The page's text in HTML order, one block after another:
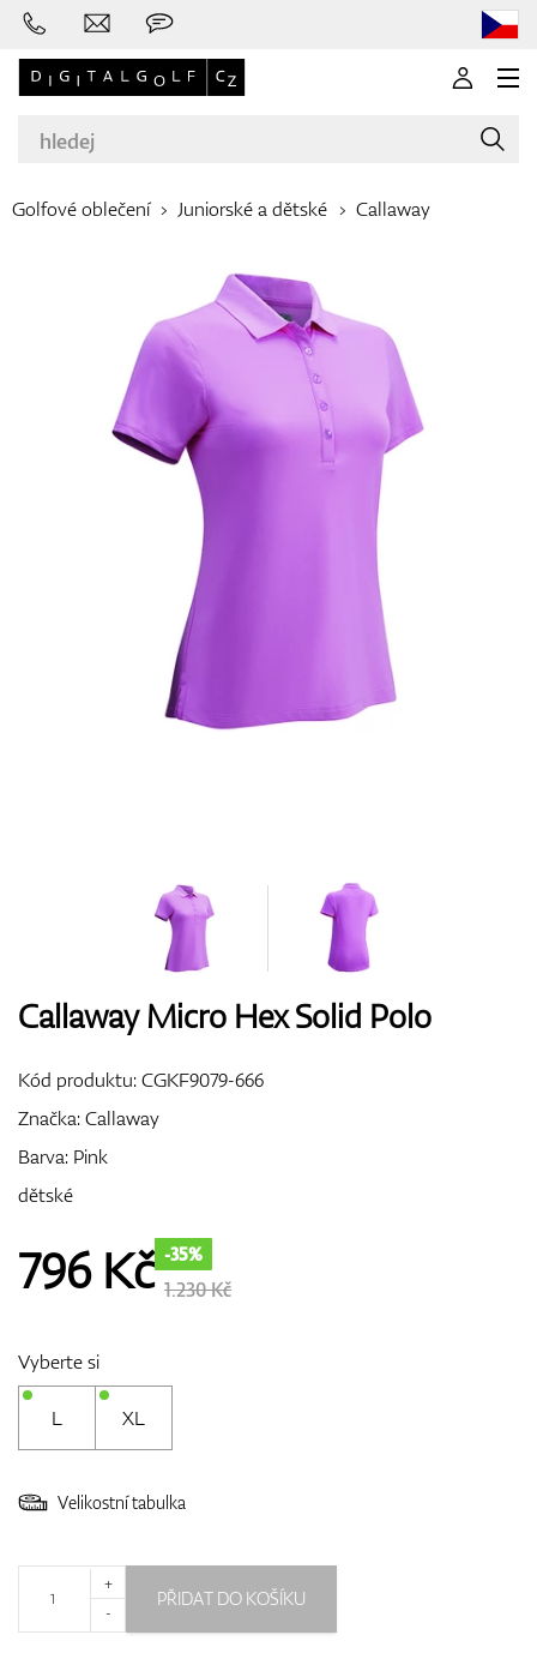
Golfové hole
Golfové oblečení Juniorské a dětské Callaway
Callaway Micro Hex Solid Polo
Kód produktu:CGKF9079-666
Značka:Callaway
Barva: Pink
dětské
796Kč -35%
1.230 Kč
Vyberte si
L XL
Velikostní tabulka
+
-
PŘIDAT DO KOŠÍKU